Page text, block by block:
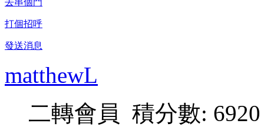
打個招呼
發送消息
matthewL
二轉會員 積分數: 6920